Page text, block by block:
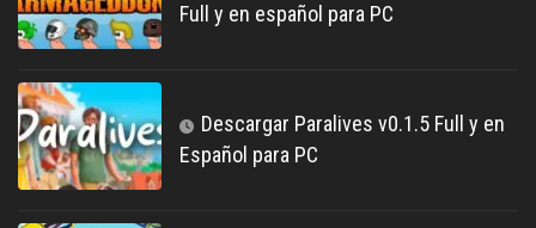
Full y en español para PC
Descargar Paralives v0.1.5 Full y en
Español para PC